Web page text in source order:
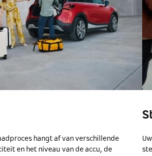
hangt af van verschillende
en het niveau van de accu, de